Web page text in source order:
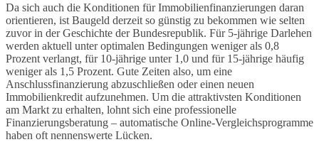
Da sich auch die Konditionen für Immobilienfinanzierungen daran
orientieren, ist Baugeld derzeit so günstig zu bekommen wie selten
zuvor in der Geschichte der Bundesrepublik. Für 5-jährige Darlehen
werden aktuell unter optimalen Bedingungen weniger als 0,8
Prozent verlangt, für 10-jährige unter 1,0 und für 15-jährige häufig
weniger als 1,5 Prozent. Gute Zeiten also, um eine
Anschlussfinanzierung abzuschließen oder einen neuen
Immobilienkredit aufzunehmen. Um die attraktivsten Konditionen
am Markt zu erhalten, lohnt sich eine professionelle
Finanzierungsberatung – automatische Online-Vergleichsprogramme
haben oft nennenswerte Lücken.